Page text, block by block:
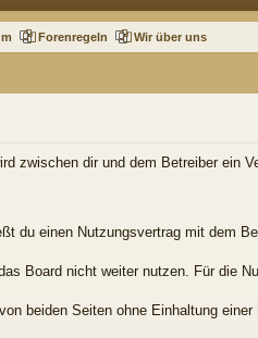
Forenregeln Wir über uns
zwischen dir und dem Betreiber ein
du einen Nutzungsvertrag mit dem
Board nicht weiter nutzen. Für die
beiden Seiten ohne Einhaltung einer